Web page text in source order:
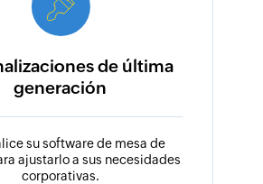
de última
generación
su software de mesa de
ajustarlo a sus necesidades
corporativas.